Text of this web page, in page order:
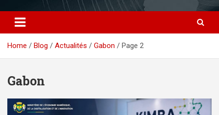
Home Blog Actualités Gabon Page 2
Gabon